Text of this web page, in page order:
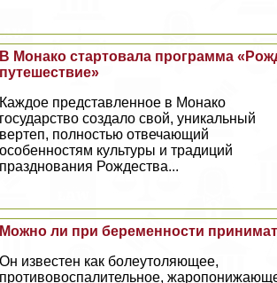
В Монако стартовала программа
путешествие»
Каждое представленное в Монако
государство создало свой, уникальный
вертеп, полностью отвечающий
особенностям культуры и традиций
празднования Рождества...
Можно ли при беременности
Он известен как болеутоляющее,
противовоспалительное,